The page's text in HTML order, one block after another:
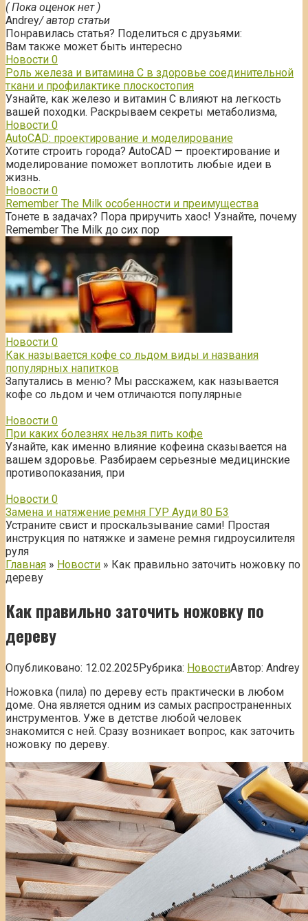
( Пока оценок нет )
Andrey/ автор статьи
Понравилась статья? Поделиться с друзьями:
Вам также может быть интересно
Новости 0
Роль железа и витамина С в здоровье соединительной
ткани и профилактике плоскостопия
Узнайте, как железо и витамин С влияют на легкость
вашей походки. Раскрываем секреты метаболизма,
Новости 0
AutoCAD: проектирование и моделирование
Хотите строить города? AutoCAD — проектирование и
моделирование поможет воплотить любые идеи в
жизнь.
Новости 0
Remember The Milk особенности и преимущества
Тонете в задачах? Пора приручить хаос! Узнайте, почему
Remember The Milk до сих пор
Новости 0
Как называется кофе со льдом виды и названия
популярных напитков
Запутались в меню? Мы расскажем, как называется
кофе со льдом и чем отличаются популярные
Новости 0
При каких болезнях нельзя пить кофе
Узнайте, как именно влияние кофеина сказывается на
вашем здоровье. Разбираем серьезные медицинские
противопоказания, при
Новости 0
Замена и натяжение ремня ГУР Ауди 80 Б3
Устраните свист и проскальзывание сами! Простая
инструкция по натяжке и замене ремня гидроусилителя
руля
Главная » Новости » Как правильно заточить ножовку по
дереву
Как правильно заточить ножовку по
дереву
Опубликовано: 12.02.2025Рубрика: НовостиАвтор: Andrey
Ножовка (пила) по дереву есть практически в любом
доме. Она является одним из самых распространенных
инструментов. Уже в детстве любой человек
знакомится с ней. Сразу возникает вопрос, как заточить
ножовку по дереву.